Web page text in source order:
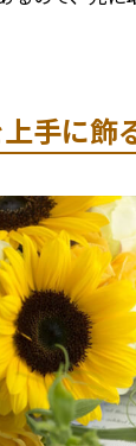
手に飾